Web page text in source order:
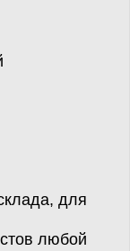
для
любой